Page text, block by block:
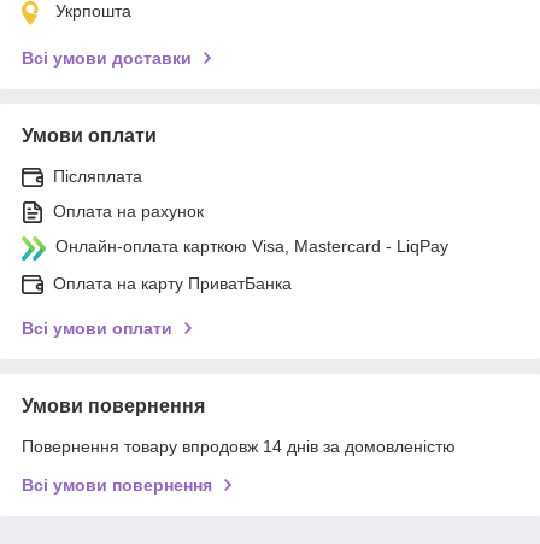
Укрпошта
Всі умови доставки
Умови оплати
Післяплата
Оплата на рахунок
Онлайн-оплата карткою Visa, Mastercard - LiqPay
Оплата на карту ПриватБанка
Всі умови оплати
Умови повернення
Повернення товару впродовж 14 днів за домовленістю
Всі умови повернення